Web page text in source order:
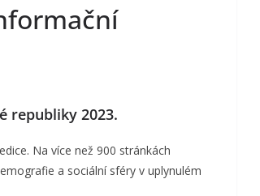
republiky 2023.
Na více než 900 stránkách
a sociální sféry v uplynulém